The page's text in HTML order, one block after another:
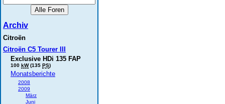
Archiv
Citroën
Citroën C5 Tourer III
Exclusive HDi 135 FAP
100 kW(135 PS)
Monatsberichte
2008
2009
März
Juni